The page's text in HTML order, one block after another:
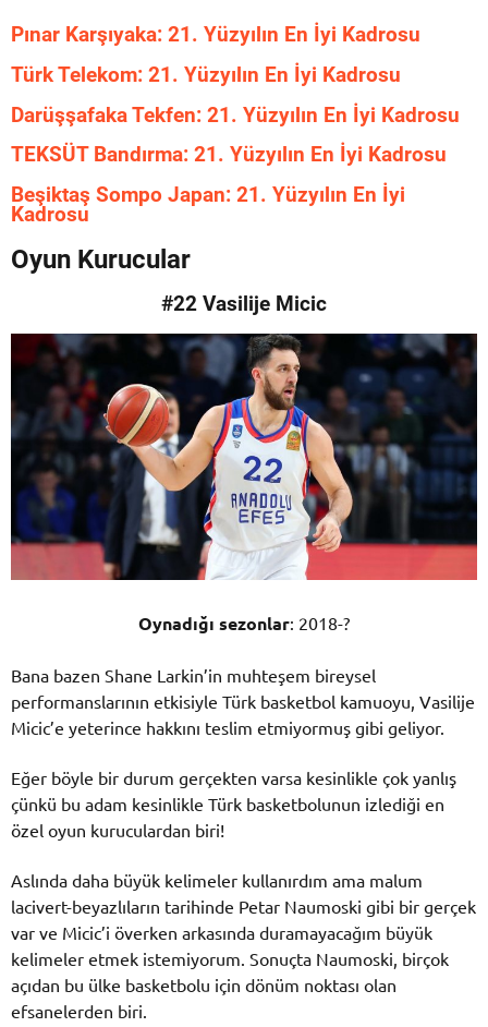
Pınar Karşıyaka: 21. Yüzyılın En İyi Kadrosu
Türk Telekom: 21. Yüzyılın En İyi Kadrosu
Darüşşafaka Tekfen: 21. Yüzyılın En İyi Kadrosu
TEKSÜT Bandırma: 21. Yüzyılın En İyi Kadrosu
Beşiktaş Sompo Japan: 21. Yüzyılın En İyi
Kadrosu
Oyun Kurucular
#22 Vasilije Micic
Oynadığı sezonlar: 2018-?
Bana bazen Shane Larkin’in muhteşem bireysel
performanslarının etkisiyle Türk basketbol kamuoyu, Vasilije
Micic’e yeterince hakkını teslim etmiyormuş gibi geliyor.
Eğer böyle bir durum gerçekten varsa kesinlikle çok yanlış
çünkü bu adam kesinlikle Türk basketbolunun izlediği en
özel oyun kuruculardan biri!
Aslında daha büyük kelimeler kullanırdım ama malum
lacivert-beyazlıların tarihinde Petar Naumoski gibi bir gerçek
var ve Micic’i överken arkasında duramayacağım büyük
kelimeler etmek istemiyorum. Sonuçta Naumoski, birçok
açıdan bu ülke basketbolu için dönüm noktası olan
efsanelerden biri.